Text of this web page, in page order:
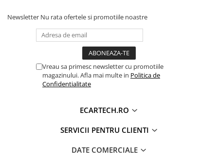
Newsletter Nu rata ofertele si promotiile noastre
Vreau sa primesc newsletter cu promotiile
magazinului. Afla mai multe in Politica de
Confidentialitate
ECARTECH.RO
SERVICII PENTRU CLIENTI
DATE COMERCIALE